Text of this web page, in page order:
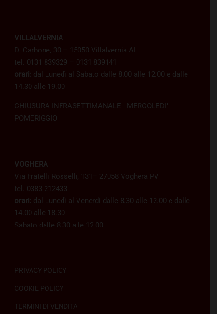
VILLALVERNIA
D. Carbone, 30 – 15050 Villalvernia AL
tel. 0131 839329 – 0131 839141
orari: dal Lunedì al Sabato dalle 8.00 alle 12.00 e dalle
14.30 alle 19.00
CHIUSURA INFRASETTIMANALE : MERCOLEDI’
POMERIGGIO
VOGHERA
Via Fratelli Rosselli, 131– 27058 Voghera PV
tel. 0383 212433
orari: dal Lunedì al Venerdì dalle 8.30 alle 12.00 e dalle
14.00 alle 18.30
Sabato dalle 8.30 alle 12.00
PRIVACY POLICY
COOKIE POLICY
TERMINI DI VENDITA